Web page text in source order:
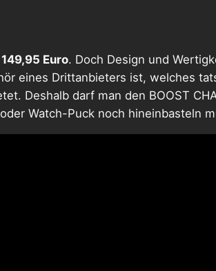
149,95 Euro. Doch Design und
eines Drittanbieters ist, welches
Deshalb darf man den BOOST
Watch-Puck noch hineinbasteln